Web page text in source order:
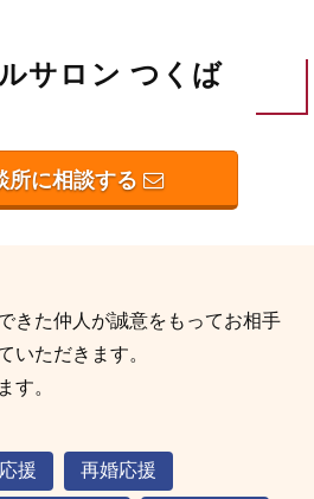
サロン つくば
所に相談する
きた仲人が誠意をもってお相手
いただきます。
す。
援 再婚応援